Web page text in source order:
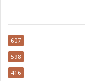
607
598
416